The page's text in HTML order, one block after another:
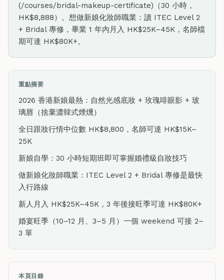
(/courses/bridal-makeup-certificate)（30 小時，
HK$8,888）。想做新娘化妝師職業：讀 ITEC Level 2
+ Bridal 專修，畢業 1 年內月入 HK$25K–45K，名師檔
期可達 HK$80K+。
重點摘要
2026 香港新娘最熱：自然光感底妝 + 玫瑰啡眼影 + 玻
璃唇（捨棄濃韓式煙燻）
全日跟妝行情中位數 HK$8,800，名師可達 HK$15K–
25K
新娘自學：30 小時短期班即可掌握婚禮級自妝技巧
做新娘化妝師職業：ITEC Level 2 + Bridal 專修是最快
入行路線
新人月入 HK$25K–45K，3 年後接旺季可達 HK$80K+
婚宴旺季（10–12 月、3–5 月）一個 weekend 可接 2–
3 單
本頁目錄